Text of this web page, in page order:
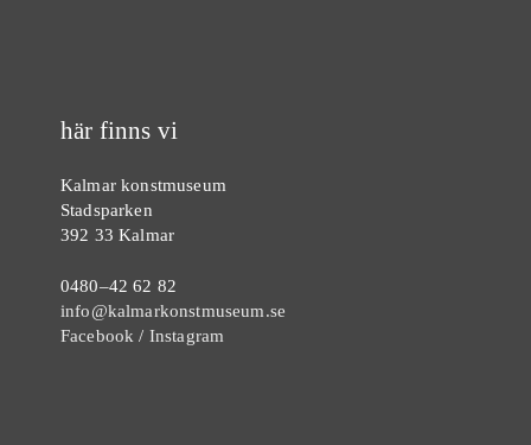
här finns vi
Kalmar konstmuseum
Stadsparken
392 33 Kalmar
0480–42 62 82
info@kalmarkonstmuseum.se
Facebook / Instagram